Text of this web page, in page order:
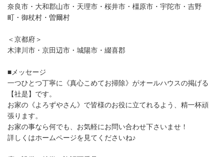
奈良市・大和郡山市・天理市・桜井市・橿原市・宇陀市・吉野
町・御杖村・曽爾村
＜京都府＞
木津川市・京田辺市・城陽市・綴喜郡
■メッセージ
一つひとつ丁寧に《真心こめてお掃除》がオールハウスの掲げる
【社是】です。
お家の《よろずやさん》で皆様のお役に立てれるよう、精一杯頑
張ります。
お家の事なら何でも、お気軽にお問い合わせ下さいませ！
詳しくはホームページを見てくださいね♪